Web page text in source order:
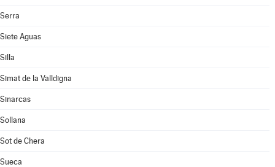
Serra
Siete Aguas
Silla
Simat de la Valldigna
Sinarcas
Sollana
Sot de Chera
Sueca